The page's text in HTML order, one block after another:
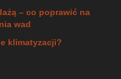
– co poprawić na
wad
klimatyzacji?